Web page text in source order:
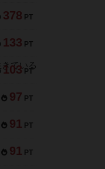
378 PT
133 PT
103 PT
97 PT
91 PT
91 PT